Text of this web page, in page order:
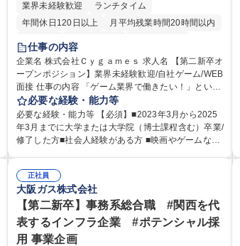
業界未経験歓迎
ランチタイム
年間休日120日以上
月平均残業時間20時間以内
転勤なし
未経験者歓迎
経験者歓迎
完全週休2日制
インセンティブあり
交通費支給
土日祝休み
服装自由
昼食補助あり
第二新卒歓迎
食事補助あり
仕事の内容
企業名 株式会社Ｃｙｇａｍｅｓ 求人名 【第二新卒オ
ープンポジション】業界未経験歓迎/自社ゲーム/WEB
面接 仕事の内容 「ゲーム業界で働きたい！」という
気持ちはあるものの、どのポジションが自分の適性
にマッチしているか悩んでいる方が対象となりま
す！ 総合職（プランナー/データアナリストなど）、
技術職（開発エンジニ ア/インフラエンジニアな
ションをご案内いたします。ゲームやエンタメコン
テンツが大好きで、「ゲーム業界の未来を自らの手
で作りたい」「最高のコンテンツを作るためには、
何でもやる」という情熱に溢れた方のご応募をお待
ちしております。 募集職種 【第二新卒オープンポジ
ション】業界未経験歓迎/自社ゲーム/WEB面接
必要な経験・能力等
必要な経験・能力等 【必須】■2023年3月から2025
年3月までに大学または大学院（博士課程含む）卒業/
修了した方■社会人経験がある方 ■映画やゲームなど
ージャー ・ソーシャルゲーム → ゲームプランナー
・通信 → ゲームエンジニア ・独立行政法人 → デー
タサイエンティスト 学歴・資格 学歴：大学院 大学
語学力： 資格：
正社員
大阪ガス株式会社
【第二新卒】事務系総合職 #関西を代
表するインフラ企業 #ポテンシャル採
用 事業企画